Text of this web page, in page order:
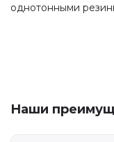
однотонными
Наши